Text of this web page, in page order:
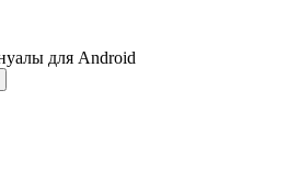
для Android